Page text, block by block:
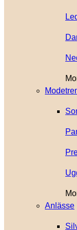
Anlässe